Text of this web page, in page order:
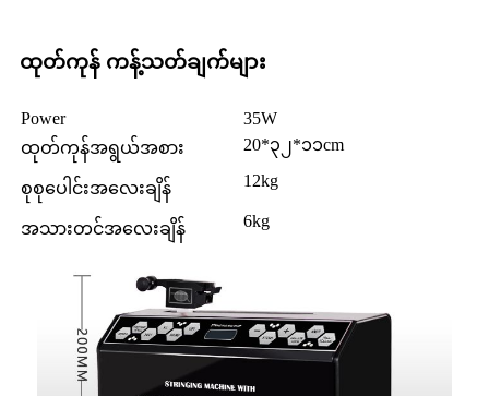
ထုတ်ကုန် ကန့်သတ်ချက်များ
Power
35W
ထုတ်ကုန်အရွယ်အစား
20*၃၂*၁၁cm
စုစုပေါင်းအလေးချိန် 12kg
အသားတင်အလေးချိန် 6kg